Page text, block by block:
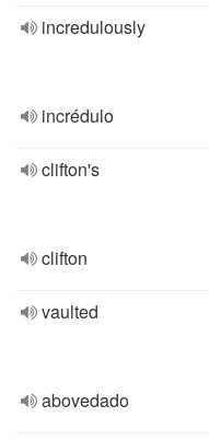
incredulously
incrédulo
clifton's
clifton
vaulted
abovedado